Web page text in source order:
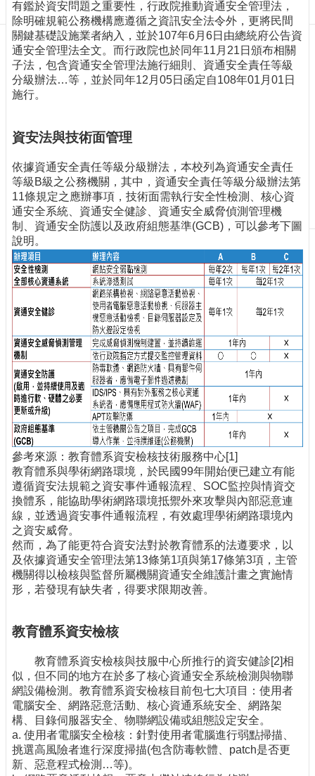
新
消
息
關
於
我
出
版
刊
物
校
務
服
務
專
題
導
技
術
論
壇
產
業
專
欄
有鑑於資安問題之重要性，行政院推動資通安全管理法，
除明確規範公務機構應遵循之資訊安全法令外，更將民間
關鍵基礎設施業者納入，並於107年6月6日由總統府公告資
通安全管理法全文。而行政院也於同年11月21日頒布相關
子法，包含資通安全管理法施行細則、資通安全責任等級
分級辦法…等，並於同年12月05日函定自108年01月01日
施行。
資安法與技術面管理
依據資通安全責任等級分級辦法，本校列為資通安全責任
等級B級之公務機關，其中，資通安全責任等級分級辦法第
11條規定之應辦事項，技術面需執行安全性檢測、核心資
通安全系統、資通安全健診、資通安全威脅偵測管理機
制、資通安全防護以及政府組態基準(GCB)，可以參考下圖
說明。
參考來源：教育體系資安檢核技術服務中心[1]
教育體系與學術網路環境，於民國99年開始便已建立有能
遵循資安法規範之資安事件通報流程、SOC監控與情資交
換體系，能協助學術網路環境抵禦外來攻擊與內部惡意連
線，並透過資安事件通報流程，有效處理學術網路環境內
之資安威脅。
然而，為了能更符合資安法對於教育體系的法遵要求，以
及依據資通安全管理法第13條第1項與第17條第3項，主管
機關得以檢核與監督所屬機關資通安全維護計畫之實施情
形，若發現有缺失者，得要求限期改善。
教育體系資安檢核
教育體系資安檢核與技服中心所推行的資安健診[2]相
似，但不同的地方在於多了核心資通安全系統檢測與物聯
網設備檢測。教育體系資安檢核目前包七大項目：使用者
電腦安全、網路惡意活動、核心資通系統安全、網路架
構、目錄伺服器安全、物聯網設備或組態設定安全。
a. 使用者電腦安全檢核：針對使用者電腦進行弱點掃描、
挑選高風險者進行深度掃描(包含防毒軟體、patch是否更
新、惡意程式檢測…等)。